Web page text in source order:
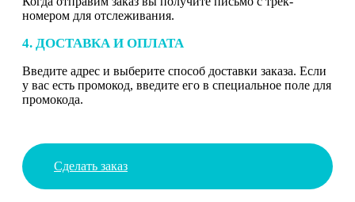
номером для отслеживания.
4. ДОСТАВКА И ОПЛАТА
Введите адрес и выберите способ доставки заказа. Если
у вас есть промокод, введите его в специальное поле для
промокода.
Сделать заказ